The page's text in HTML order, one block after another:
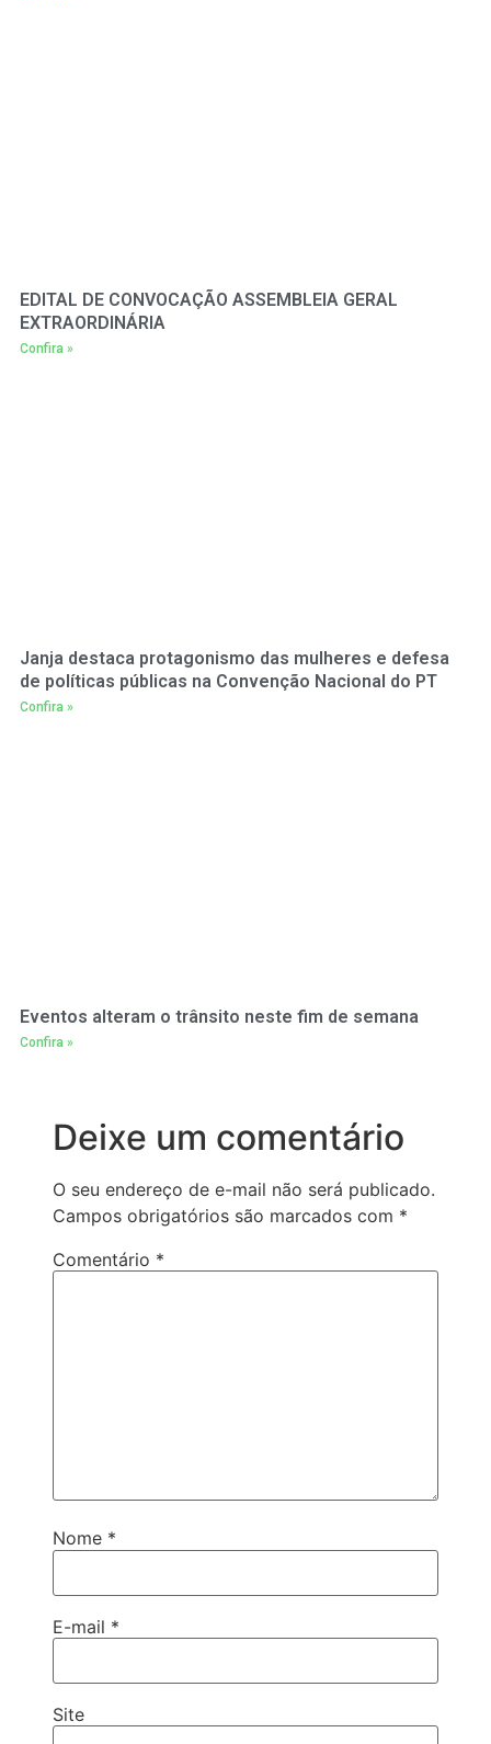
EDITAL DE CONVOCAÇÃO ASSEMBLEIA GERAL
EXTRAORDINÁRIA
Confira »
Janja destaca protagonismo das mulheres e defesa
de políticas públicas na Convenção Nacional do PT
Confira »
Eventos alteram o trânsito neste fim de semana
Confira »
Deixe um comentário
O seu endereço de e-mail não será publicado.
Campos obrigatórios são marcados com *
Comentário *
Nome *
E-mail *
Site